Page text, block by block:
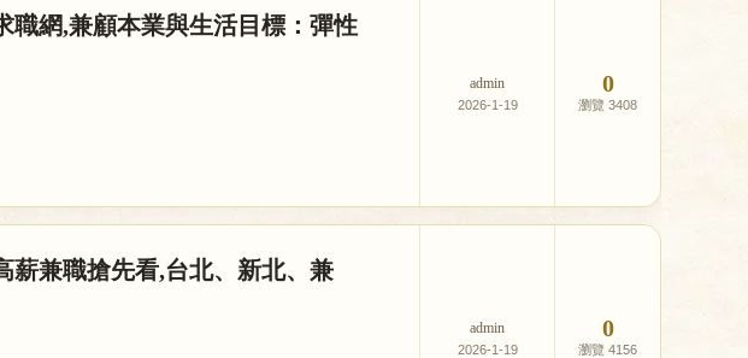
職網,兼顧本業與生活目標：彈性
admin
2026-1-19
0
3408
薪兼職搶先看,台北、新北、兼
admin
2026-1-19
0
4156